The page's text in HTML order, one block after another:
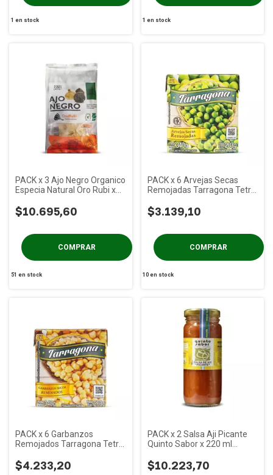
1 en stock 1 en stock
PACK x 3 Ajo Negro Organico
Especia Natural Oro Rubi x
$10.695,60
51 en stock
PACK x 6 Arvejas Secas
Remojadas Tarragona Tetra
$3.139,10
10 en stock
PACK x 6 Garbanzos
Remojados Tarragona Tetra
$4.233,20
PACK x 2 Salsa Aji Picante
Quinto Sabor x 220 ml
$10.223,70